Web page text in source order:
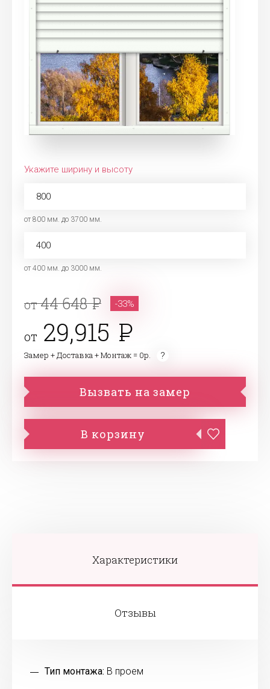
Укажите ширину и высоту
от 800 мм. до 3700 мм.
от 400 мм. до 3000 мм.
от44 648 -33%
от 29,915
Замер + Доставка + Монтаж = 0р.
Вызвать на замер
В корзину
Характеристики
Отзывы
Тип монтажа: В проем